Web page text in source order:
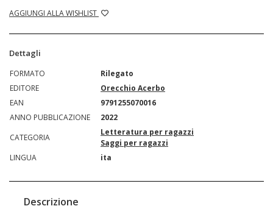
AGGIUNGI ALLA WISHLIST
Dettagli
FORMATO
Rilegato
EDITORE
Orecchio Acerbo
EAN
9791255070016
ANNO PUBBLICAZIONE
2022
CATEGORIA
Letteratura per ragazzi
Saggi per ragazzi
LINGUA
ita
Descrizione